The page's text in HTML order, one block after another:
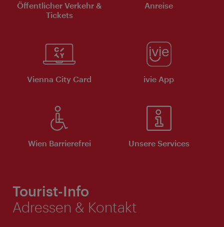
Öffentlicher Verkehr &
Tickets
Anreise
Vienna City Card ivie App
Wien Barrierefrei Unsere Services
Tourist-Info
Adressen & Kontakt